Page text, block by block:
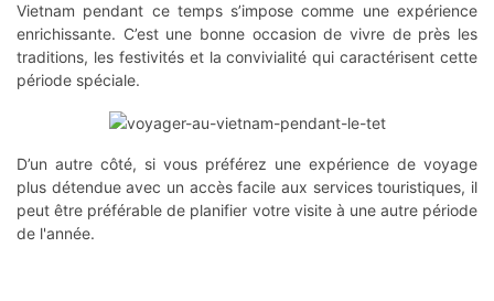
Vietnam pendant ce temps s’impose comme une expérience
enrichissante. C’est une bonne occasion de vivre de près les
traditions, les festivités et la convivialité qui caractérisent cette
période spéciale.
D’un autre côté, si vous préférez une expérience de voyage
plus détendue avec un accès facile aux services touristiques, il
peut être préférable de planifier votre visite à une autre période
de l'année.